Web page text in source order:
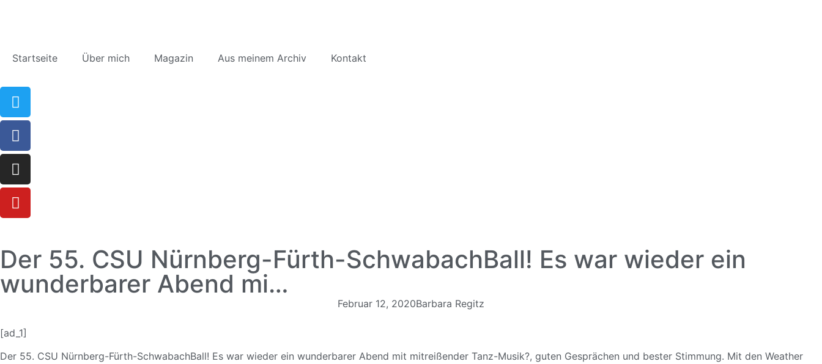
Startseite Über mich Magazin Aus meinem Archiv Kontakt
Der 55. CSU Nürnberg-Fürth-SchwabachBall! Es war wieder ein
wunderbarer Abend mi…
Februar 12, 2020Barbara Regitz
[ad_1]
Der 55. CSU Nürnberg-Fürth-SchwabachBall! Es war wieder ein wunderbarer Abend mit mitreißender Tanz-Musik?, guten Gesprächen und bester Stimmung. Mit den Weather